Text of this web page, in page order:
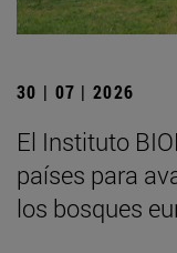
30 | 07 | 2026
El Instituto
países para
los bosques